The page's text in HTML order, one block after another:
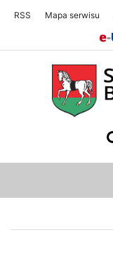
RSS Mapa serwisu
Sucha Beskidzka